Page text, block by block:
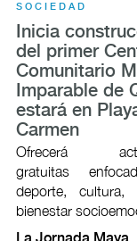
SOCIEDAD
Inicia
del primer
Comunitario
Imparable de
estará en
Carmen
Ofrecerá
gratuitas
deporte,
bienestar